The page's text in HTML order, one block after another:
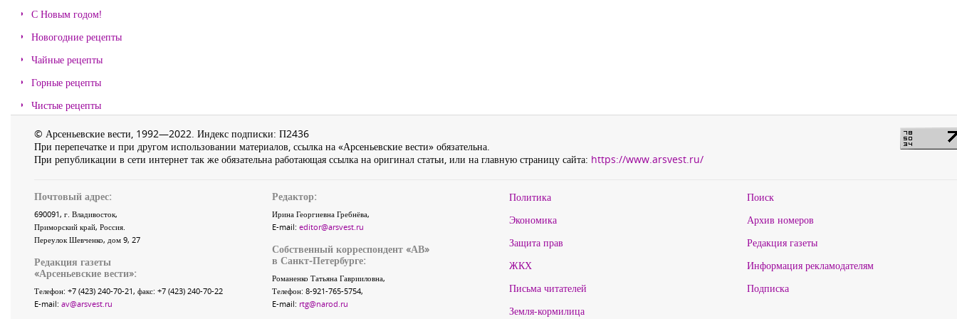
С Новым годом!
Новогодние рецепты
Чайные рецепты
Горные рецепты
Чистые рецепты
© Арсеньевские вести, 1992—2022. Индекс подписки: П2436
При перепечатке и при другом использовании материалов, ссылка на «Арсеньевские вести» обязательна.
При републикации в сети интернет так же обязательна работающая ссылка на оригинал статьи, или на главную страницу сайта: https://www.arsvest.ru/
Почтовый адрес:
690091, г. Владивосток,
Приморский край, Россия.
Переулок Шевченко, дом 9, 27
Редакция газеты
«Арсеньевские вести»:
Телефон: +7 (423) 240-70-21, факс: +7 (423) 240-70-22
E-mail: av@arsvest.ru
Редактор:
Ирина Георгиевна Гребнёва,
E-mail: editor@arsvest.ru
Собственный корреспондент «АВ»
в Санкт-Петербурге:
Романенко Татьяна Гаврииловна,
Телефон: 8-921-765-5754,
E-mail: rtg@narod.ru
Политика
Экономика
Защита прав
ЖКХ
Письма читателей
Земля-кормилица
Поиск
Архив номеров
Редакция газеты
Информация рекламодателям
Подписка